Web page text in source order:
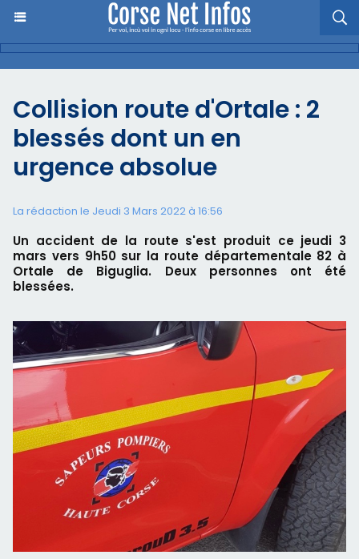
Collision route d'Ortale : 2
blessés dont un en
urgence absolue
La rédaction le Jeudi 3 Mars 2022 à 16:56
Un accident de la route s'est produit ce jeudi 3
mars vers 9h50 sur la route départementale 82 à
Ortale de Biguglia. Deux personnes ont été
blessées.